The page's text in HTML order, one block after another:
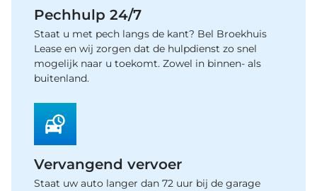
Pechhulp 24/7
Staat u met pech langs de kant? Bel Broekhuis
Lease en wij zorgen dat de hulpdienst zo snel
mogelijk naar u toekomt. Zowel in binnen- als
buitenland.
Vervangend vervoer
Staat uw auto langer dan 72 uur bij de garage